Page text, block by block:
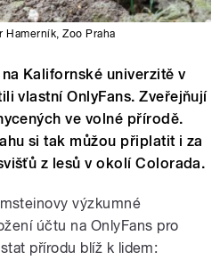
Hamerník ,Zoo Praha
Kalifornské univerzitě v
vlastní OnlyFans. Zveřejňují
ve volné přírodě.
si tak můžou připlatit i za
z lesů v okolí Colorada.
výzkumné
účtu na OnlyFans pro
přírodu blíž k lidem: